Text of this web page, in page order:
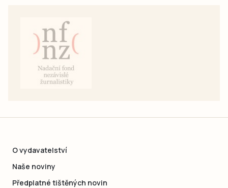
O vydavatelství
Naše noviny
Předplatné tištěných novin